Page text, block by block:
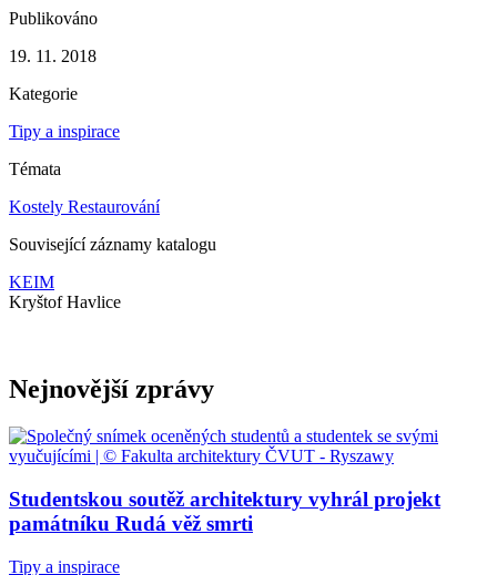
Publikováno
19. 11. 2018
Kategorie
Tipy a inspirace
Témata
Kostely Restaurování
Související záznamy katalogu
KEIM
Kryštof Havlice
Nejnovější zprávy
Studentskou soutěž architektury vyhrál projekt
památníku Rudá věž smrti
Tipy a inspirace